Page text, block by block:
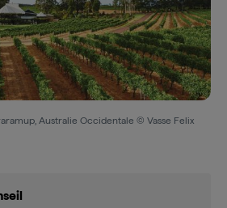
Australie Occidentale © Vasse Felix